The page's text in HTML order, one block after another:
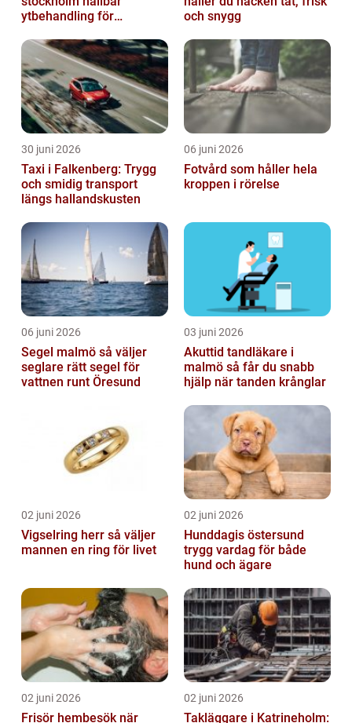
ytbehandling för
och snygg
30 juni 2026
Taxi i Falkenberg: Trygg
och smidig transport
längs hallandskusten
06 juni 2026
Fotvård som håller hela
kroppen i rörelse
06 juni 2026
Segel malmö så väljer
seglare rätt segel för
vattnen runt Öresund
03 juni 2026
Akuttid tandläkare i
malmö så får du snabb
hjälp när tanden krånglar
02 juni 2026
Vigselring herr så väljer
mannen en ring för livet
02 juni 2026
Hunddagis östersund
trygg vardag för både
hund och ägare
02 juni 2026
Frisör hembesök när
02 juni 2026
Takläggare i Katrineholm: